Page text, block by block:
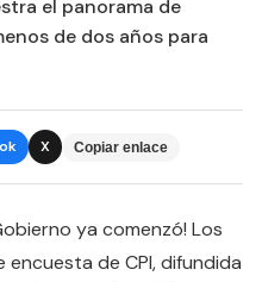
el panorama de
de dos años para
X Copiar enlace
ya comenzó! Los
de CPI, difundida